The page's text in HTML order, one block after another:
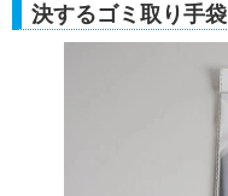
決するゴミ取り手袋